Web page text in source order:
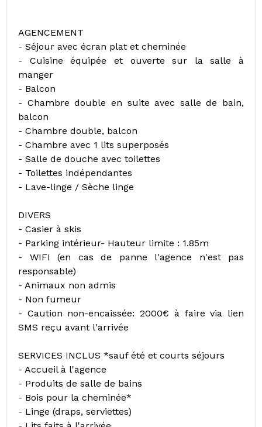
AGENCEMENT
- Séjour avec écran plat et cheminée
- Cuisine équipée et ouverte sur la salle à
manger
- Balcon
- Chambre double en suite avec salle de bain,
balcon
- Chambre double, balcon
- Chambre avec 1 lits superposés
- Salle de douche avec toilettes
- Toilettes indépendantes
- Lave-linge / Sèche linge
DIVERS
- Casier à skis
- Parking intérieur- Hauteur limite : 1.85m
- WIFI (en cas de panne l'agence n'est pas
responsable)
- Animaux non admis
- Non fumeur
- Caution non-encaissée: 2000€ à faire via lien
SMS reçu avant l'arrivée
SERVICES INCLUS *sauf été et courts séjours
- Accueil à l'agence
- Produits de salle de bains
- Bois pour la cheminée*
- Linge (draps, serviettes)